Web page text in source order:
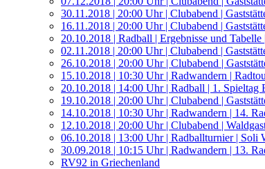
30.11.2018 | 20:00 Uhr | Clubabend |
16.11.2018 | 20:00 Uhr | Clubabend |
20.10.2018 | Radball | Ergebnisse und
02.11.2018 | 20:00 Uhr | Clubabend |
26.10.2018 | 20:00 Uhr | Clubabend |
15.10.2018 | 10:30 Uhr | Radwandern |
20.10.2018 | 14:00 Uhr | Radball | 1.
19.10.2018 | 20:00 Uhr | Clubabend |
14.10.2018 | 10:30 Uhr | Radwandern | 14.
12.10.2018 | 20:00 Uhr | Clubabend |
06.10.2018 | 13:00 Uhr | Radballturnier | Soli
30.09.2018 | 10:15 Uhr | Radwandern | 13.
RV92 in Griechenland